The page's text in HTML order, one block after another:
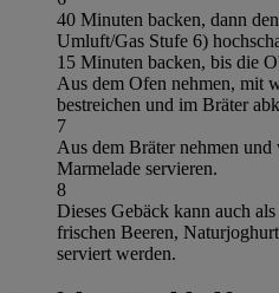
40 Minuten backen, dann
Umluft/Gas Stufe 6)
15 Minuten backen, bis die
Aus dem Ofen nehmen, mit
bestreichen und im Bräter
7
Aus dem Bräter nehmen
Marmelade servieren.
8
Dieses Gebäck kann auch
frischen Beeren,
serviert werden.